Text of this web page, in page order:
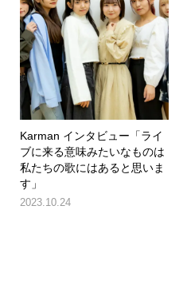
Karman インタビュー「ライ
ブに来る意味みたいなものは
私たちの歌にはあると思いま
す」
2023.10.24